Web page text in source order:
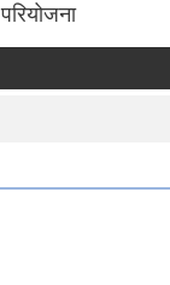
परियोजना